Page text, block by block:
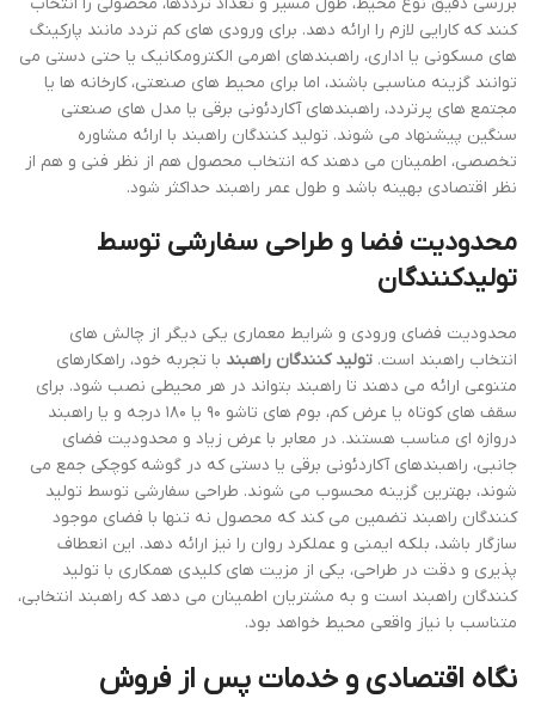
کنند که کارایی لازم را ارائه دهد. برای ورودی های کم تردد مانند پارکینگ
های مسکونی یا اداری، راهبندهای اهرمی الکترومکانیک یا حتی دستی می
توانند گزینه مناسبی باشند، اما برای محیط های صنعتی، کارخانه ها یا
مجتمع های پرتردد، راهبندهای آکاردئونی برقی یا مدل های صنعتی
سنگین پیشنهاد می شوند. تولید کنندگان راهبند با ارائه مشاوره
تخصصی، اطمینان می دهند که انتخاب محصول هم از نظر فنی و هم از
نظر اقتصادی بهینه باشد و طول عمر راهبند حداکثر شود.
محدودیت فضا و طراحی سفارشی توسط
تولیدکنندگان
محدودیت فضای ورودی و شرایط معماری یکی دیگر از چالش های
انتخاب راهبند است. تولید کنندگان راهبند با تجربه خود، راهکارهای
متنوعی ارائه می دهند تا راهبند بتواند در هر محیطی نصب شود. برای
سقف های کوتاه یا عرض کم، بوم های تاشو ۹۰ یا ۱۸۰ درجه و یا راهبند
دروازه ای مناسب هستند. در معابر با عرض زیاد و محدودیت فضای
جانبی، راهبندهای آکاردئونی برقی یا دستی که در گوشه کوچکی جمع می
شوند، بهترین گزینه محسوب می شوند. طراحی سفارشی توسط تولید
کنندگان راهبند تضمین می کند که محصول نه تنها با فضای موجود
سازگار باشد، بلکه ایمنی و عملکرد روان را نیز ارائه دهد. این انعطاف
پذیری و دقت در طراحی، یکی از مزیت های کلیدی همکاری با تولید
کنندگان راهبند است و به مشتریان اطمینان می دهد که راهبند انتخابی،
متناسب با نیاز واقعی محیط خواهد بود.
نگاه اقتصادی و خدمات پس از فروش